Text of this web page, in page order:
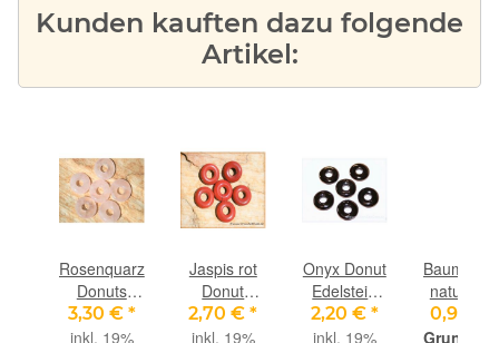
Kunden kauften dazu folgende
Artikel:
Rosenquarz
Donuts
Edelstein
15 mm (3,5
3,30 € *
inkl. 19%
Jaspis rot
Donut
Edelstein
15 mm
2,70 €*
inkl. 19%
Onyx Donut
Edelstein
15 mm (3-
3,5 mm
2,20 € *
inkl. 19%
natur -
1,8 mm
Durchm.
0,90 €